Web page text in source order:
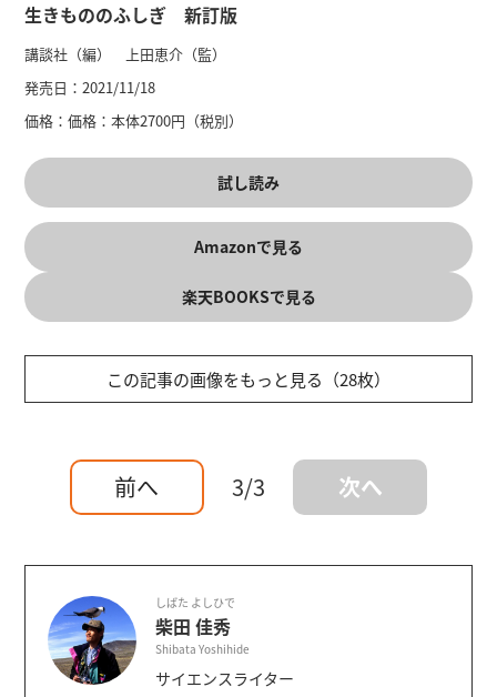
生きもののふしぎ 新訂版
講談社（編） 上田恵介（監）
発売日：2021/11/18
価格：価格：本体2700円（税別）
試し読み
Amazonで見る
楽天BOOKSで見る
この記事の画像をもっと見る（28枚）
前へ 3/3 次へ
しばた よしひで
柴田 佳秀
Shibata Yoshihide
サイエンスライター